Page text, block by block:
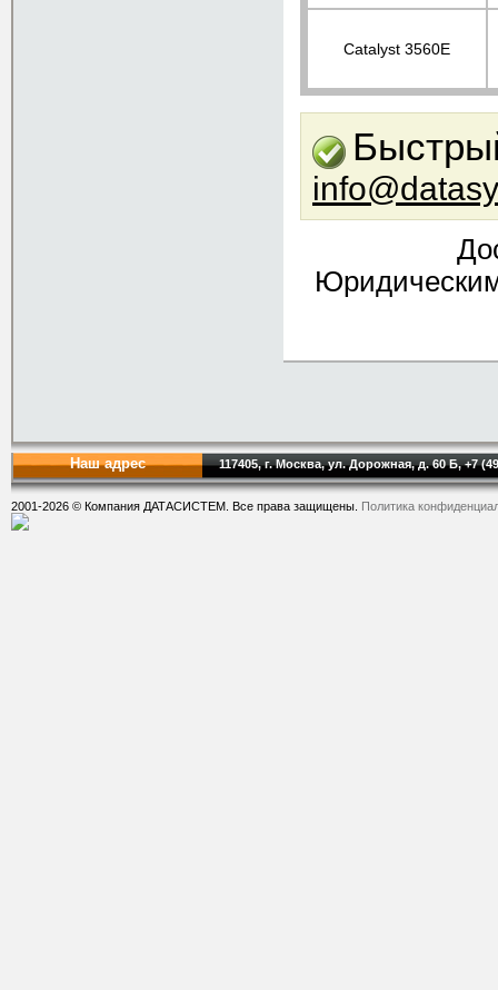
Сatalyst 3560E
Юридическим
Наш адрес 117405, г. Москва, ул. Дорожная, д. 60 Б, +7
2001-2026 © Компания ДАТАСИСТЕМ. Все права защищены. Политика